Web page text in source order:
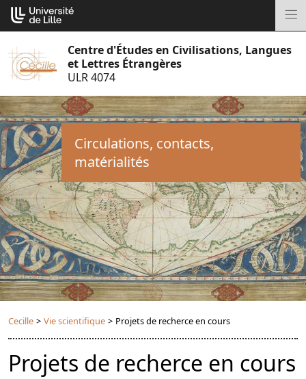
Aller
au
Centre d'Études en Civilisations, Langues
et Lettres Étrangères
ULR 4074
Circulations, contacts,
matérialités
Cecille > Vie scientifique > Projets de recherce en cours
Projets de recherce en cours
Cookies management panel